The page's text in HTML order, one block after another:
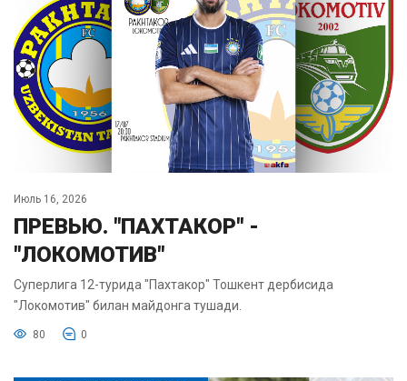
Июль 16, 2026
ПРЕВЬЮ. "ПАХТАКОР" -
"ЛОКОМОТИВ"
Суперлига 12-турида "Пахтакор" Тошкент дербисида
"Локомотив" билан майдонга тушади.
80 0